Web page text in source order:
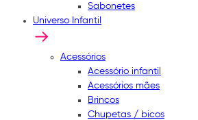
Sabonetes
Universo Infantil
Acessórios
Acessório infantil
Acessórios mães
Brincos
Chupetas / bicos